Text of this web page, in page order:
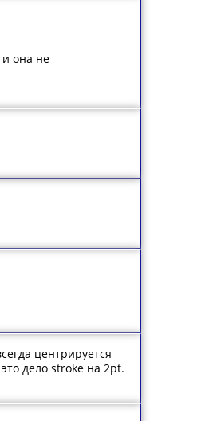
и она не
центрируется
дело stroke на 2pt.